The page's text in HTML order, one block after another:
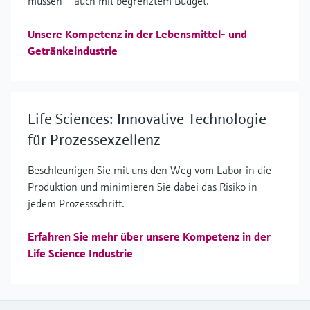
Unsere Kompetenz in der Lebensmittel- und
Getränkeindustrie
Life Sciences: Innovative Technologie
für Prozessexzellenz
Beschleunigen Sie mit uns den Weg vom Labor in die
Produktion und minimieren Sie dabei das Risiko in
jedem Prozessschritt.
Erfahren Sie mehr über unsere Kompetenz in der
Life Science Industrie